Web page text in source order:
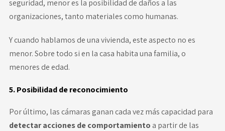
seguridad, menor es la posibilidad de daños a las
organizaciones, tanto materiales como humanas.
Y cuando hablamos de una vivienda, este aspecto no es
menor. Sobre todo si en la casa habita una familia, o
menores de edad.
5. Posibilidad de reconocimiento
Por último, las cámaras ganan cada vez más capacidad para
detectar acciones de comportamiento a partir de las